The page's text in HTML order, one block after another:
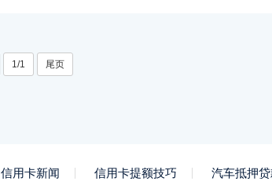
1/1 尾页
信用卡新闻 信用卡提额技巧 汽车抵押贷